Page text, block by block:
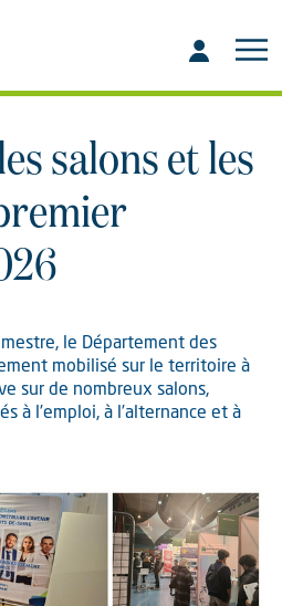
salons et les
le Département des
mobilisé sur le territoire à
sur de nombreux salons,
à l’emploi, à l’alternance et à